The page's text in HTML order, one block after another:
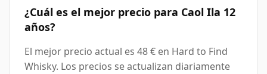
¿Cuál es el mejor precio para Caol Ila 12
años?
El mejor precio actual es 48 € en Hard to Find
Whisky. Los precios se actualizan diariamente